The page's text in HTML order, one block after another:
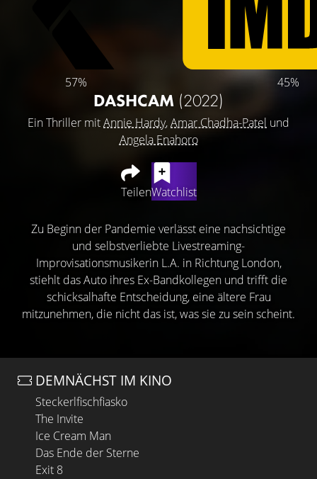
57% 45%
DASHCAM (2022)
Ein Thriller mitAnnie Hardy,Amar Chadha-Patel und
Angela Enahoro
TeilenWatchlist
Zu Beginn der Pandemie verlässt eine nachsichtige
und selbstverliebte Livestreaming-
Improvisationsmusikerin L.A. in Richtung London,
stiehlt das Auto ihres Ex-Bandkollegen und trifft die
schicksalhafte Entscheidung, eine ältere Frau
mitzunehmen, die nicht das ist, was sie zu sein scheint.
DEMNÄCHST IM KINO
Steckerlfischfiasko
The Invite
Ice Cream Man
Das Ende der Sterne
Exit 8